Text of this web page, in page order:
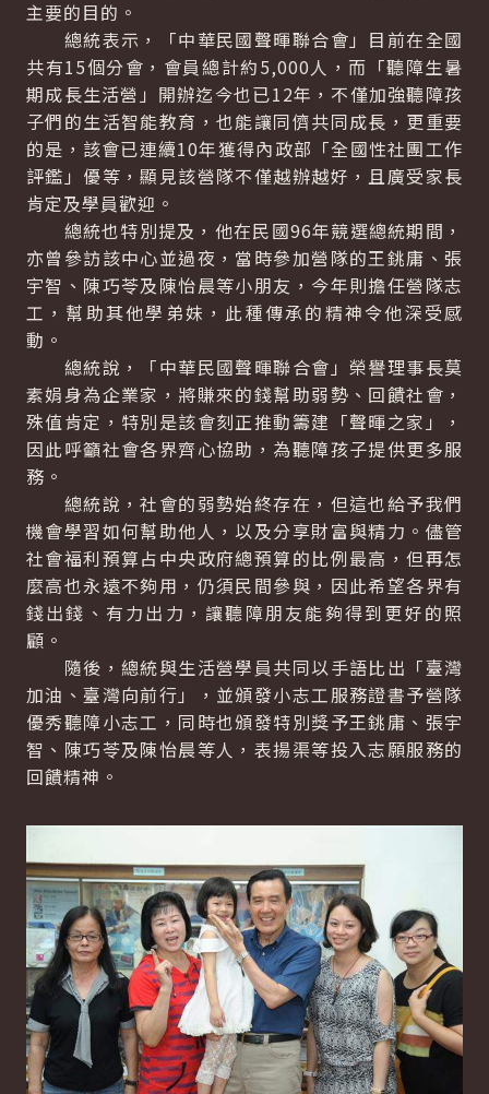
主要的目的。
總統表示，「中華民國聲暉聯合會」目前在全國
共有15個分會，會員總計約5,000人，而「聽障生暑
期成長生活營」開辦迄今也已12年，不僅加強聽障孩
子們的生活智能教育，也能讓同儕共同成長，更重要
的是，該會已連續10年獲得內政部「全國性社團工作
評鑑」優等，顯見該營隊不僅越辦越好，且廣受家長
肯定及學員歡迎。
總統也特別提及，他在民國96年競選總統期間，
亦曾參訪該中心並過夜，當時參加營隊的王銚庸、張
宇智、陳巧苓及陳怡晨等小朋友，今年則擔任營隊志
工，幫助其他學弟妹，此種傳承的精神令他深受感
動。
總統說，「中華民國聲暉聯合會」榮譽理事長莫
素娟身為企業家，將賺來的錢幫助弱勢、回饋社會，
殊值肯定，特別是該會刻正推動籌建「聲暉之家」，
因此呼籲社會各界齊心協助，為聽障孩子提供更多服
務。
總統說，社會的弱勢始終存在，但這也給予我們
機會學習如何幫助他人，以及分享財富與精力。儘管
社會福利預算占中央政府總預算的比例最高，但再怎
麼高也永遠不夠用，仍須民間參與，因此希望各界有
錢出錢、有力出力，讓聽障朋友能夠得到更好的照
顧。
隨後，總統與生活營學員共同以手語比出「臺灣
加油、臺灣向前行」，並頒發小志工服務證書予營隊
優秀聽障小志工，同時也頒發特別獎予王銚庸、張宇
智、陳巧苓及陳怡晨等人，表揚渠等投入志願服務的
回饋精神。